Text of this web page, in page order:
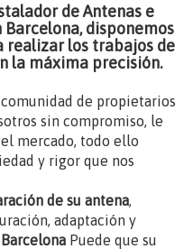
de Antenas e
disponemos
realizar los trabajos de
la máxima precisión.
de propietarios
sin compromiso, le
mercado, todo ello
y rigor que nos
de su antena,
adaptación y
Puede que su